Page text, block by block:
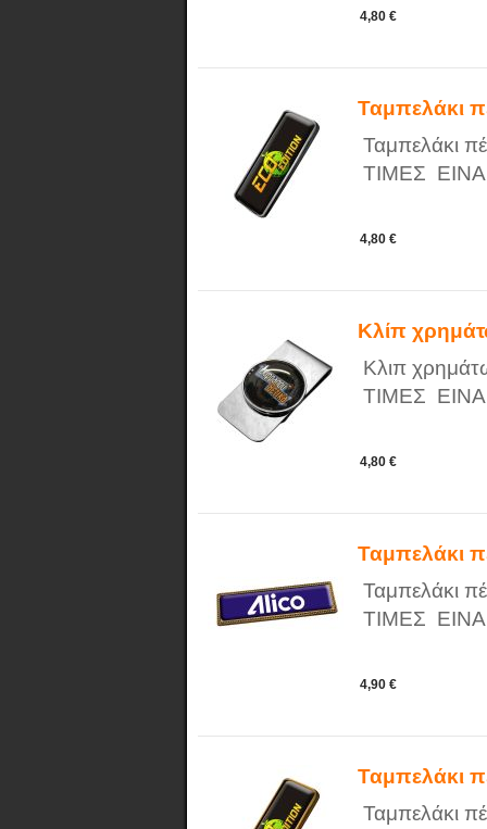
4,80 €
Ταμπελάκι
Ταμπελάκι
ΤΙΜΕΣ
4,80 €
Κλίπ
Κλιπ
ΤΙΜΕΣ
4,80 €
Ταμπελάκι
Ταμπελάκι
ΤΙΜΕΣ
4,90 €
Ταμπελάκι
Ταμπελάκι